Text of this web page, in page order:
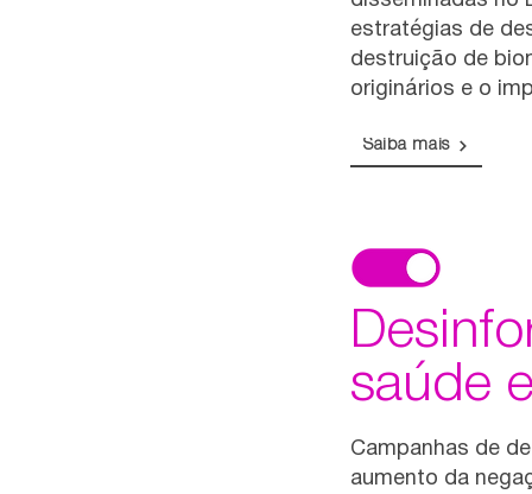
estratégias de
destruição de
originários e o
Saiba mais
saúde
Campanhas de
aumento da